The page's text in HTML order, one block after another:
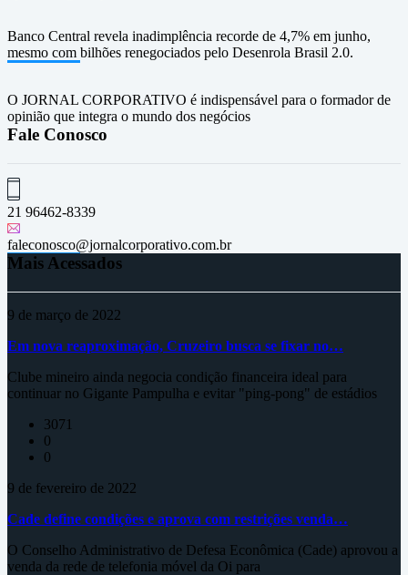
Banco Central revela inadimplência recorde de 4,7% em junho,
mesmo com bilhões renegociados pelo Desenrola Brasil 2.0.
O JORNAL CORPORATIVO é indispensável para o formador de
opinião que integra o mundo dos negócios
Fale Conosco
21 96462-8339
faleconosco@jornalcorporativo.com.br
Mais Acessados
9 de março de 2022
Em nova reaproximação, Cruzeiro busca se fixar no…
Clube mineiro ainda negocia condição financeira ideal para
continuar no Gigante Pampulha e evitar "ping-pong" de estádios
3071
0
0
9 de fevereiro de 2022
Cade define condições e aprova com restrições venda…
O Conselho Administrativo de Defesa Econômica (Cade) aprovou a
venda da rede de telefonia móvel da Oi para